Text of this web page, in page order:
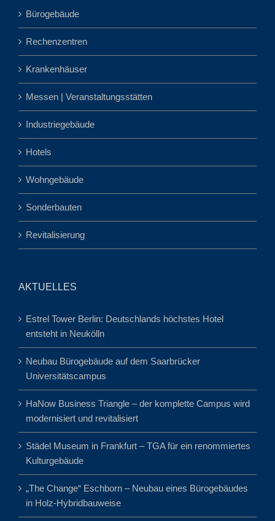
Bürogebäude
Rechenzentren
Krankenhäuser
Messen | Veranstaltungsstätten
Industriegebäude
Hotels
Wohngebäude
Sonderbauten
Revitalisierung
AKTUELLES
Estrel Tower Berlin: Deutschlands höchstes Hotel
entsteht in Neukölln
Neubau Bürogebäude auf dem Saarbrücker
Universitätscampus
HaNow Business Triangle – der komplette Campus wird
modernisiert und revitalisiert
Städel Museum in Frankfurt – TGA für ein renommiertes
Kulturgebäude
„The Change“ Eschborn – Neubau eines Bürogebäudes
in Holz-Hybridbauweise